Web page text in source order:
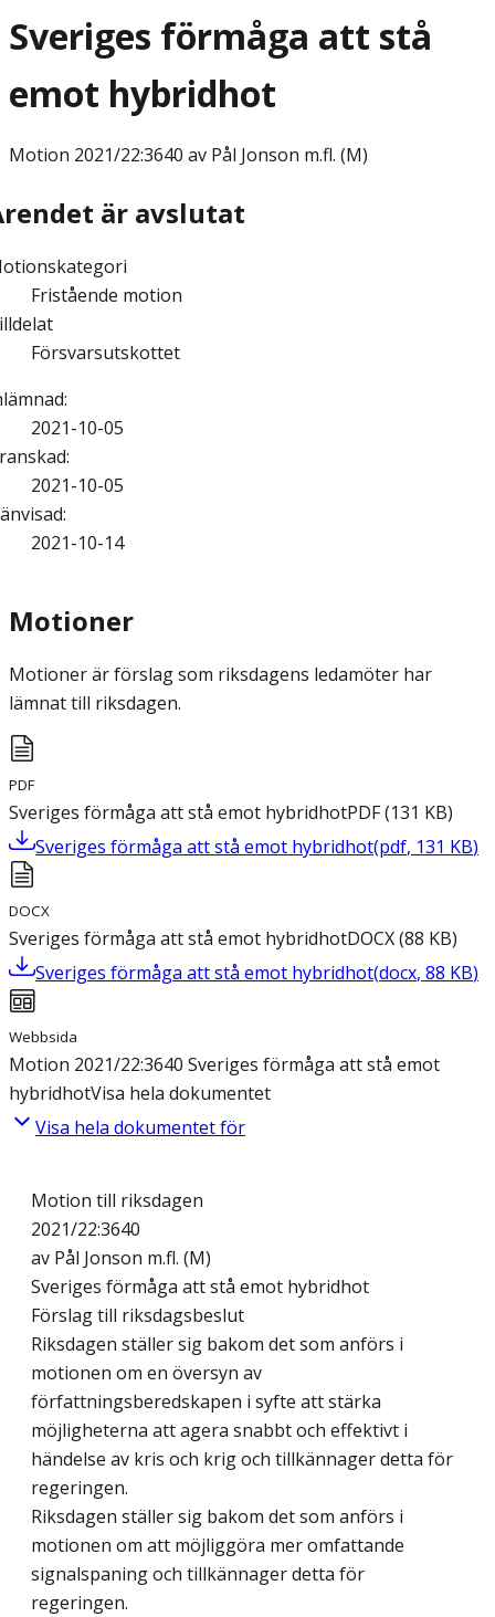
Sveriges förmåga att stå
emot hybridhot
Motion 2021/22:3640 av Pål Jonson m.fl. (M)
är avslutat
Fristående motion
Försvarsutskottet
:
2021-10-05
:
2021-10-05
:
2021-10-14
Motioner
Motioner är förslag som riksdagens ledamöter har
lämnat till riksdagen.
PDF
Sveriges förmåga att stå emot hybridhotPDF(131 KB)
Sveriges förmåga att stå emot hybridhot(pdf, 131 KB)
DOCX
Sveriges förmåga att stå emot hybridhotDOCX(88 KB)
Sveriges förmåga att stå emot hybridhot(docx, 88 KB)
Webbsida
Motion 2021/22:3640 Sveriges förmåga att stå emot
hybridhotVisa hela dokumentet
Visa hela dokumentet för
Motion till riksdagen
2021/22:3640
av Pål Jonson m.fl. (M)
Sveriges förmåga att stå emot hybridhot
Förslag till riksdagsbeslut
Riksdagen ställer sig bakom det som anförs i
motionen om en översyn av
författningsberedskapen i syfte att stärka
möjligheterna att agera snabbt och effektivt i
händelse av kris och krig och tillkännager detta för
regeringen.
Riksdagen ställer sig bakom det som anförs i
motionen om att möjliggöra mer omfattande
signalspaning och tillkännager detta för
regeringen.